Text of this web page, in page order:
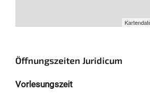
Öffnungszeiten Juridicum
Vorlesungszeit